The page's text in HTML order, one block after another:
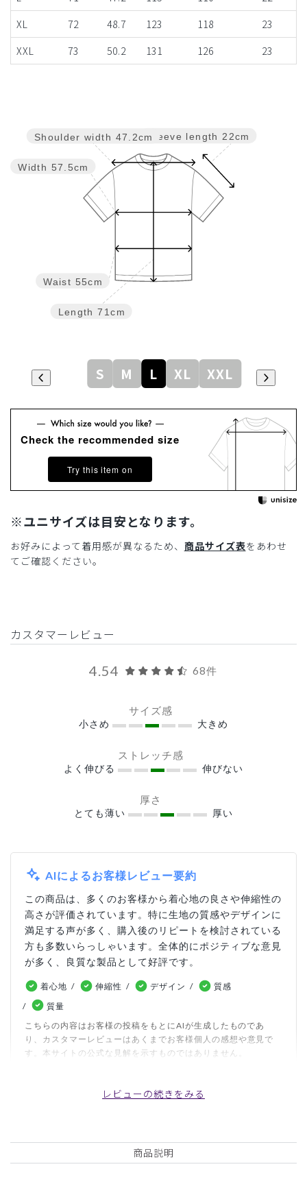
XL
72 48.7 123 118
23
XXL
73 50.2 131 126 23
Sleeve length 22cm
Length 71cm
Waist 55cm
Width 57.5cm
Shoulder width 47.2cm
S M L XL XXL
Check the recommended size
Try this item on
※ユニサイズは目安となります。
お好みによって着用感が異なるため、 商品サイズ表をあわせ
てご確認ください。
カスタマーレビュー
4.54 68件
サイズ感
小さめ 大きめ
ストレッチ感
よく伸びる 伸びない
厚さ
とても薄い 厚い
AIによるお客様レビュー要約
この商品は、多くのお客様から着心地の良さや伸縮性の
高さが評価されています。特に生地の質感やデザインに
満足する声が多く、購入後のリピートを検討されている
方も多数いらっしゃいます。全体的にポジティブな意見
が多く、良質な製品として好評です。
着心地 伸縮性 デザイン
質感
質量
こちらの内容はお客様の投稿をもとにAIが生成したものであ
り、カスタマーレビューはあくまでお客様個人の感想や意見で
す。本サイトの公式な見解を示すものではありません。
評価順 いいね数順
レビューの続きをみる
商品説明